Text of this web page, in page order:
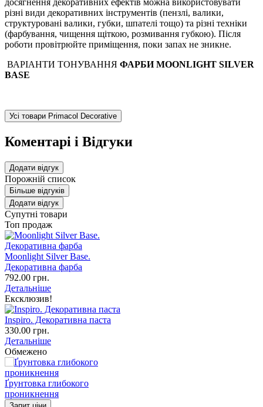
різні види декоративних інструментів (пензлі, валики,
структуровані валики, губки, шпателі тощо) та різні техніки
(фарбування, чищення щіткою, розмивання губкою). Після
роботи провітрюйте приміщення, поки запах не зникне.
ВАРІАНТИ ТОНУВАННЯ ФАРБИ MOONLIGHT SILVER
BASE
Усі товари Primacol Decorative
Коментарі і Відгуки
Додати відгук
Порожній список
Більше відгуків
Додати відгук
Супутні товари
Топ продаж
Moonlight Silver Base.
Декоративна фарба
792.00 грн.
Детальніше
Ексклюзив!
Inspiro. Декоративна паста
330.00 грн.
Детальніше
Обмежено
Ґрунтовка глибокого
проникнення